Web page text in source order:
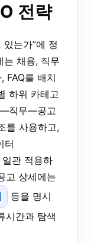
전략
는가”에 정
는 채용, 직무
FAQ를 배치
하위 카테고
—직무—공고
를 사용하고,
터
관 적용하
고 상세에는
등을 명시
시간과 탐색